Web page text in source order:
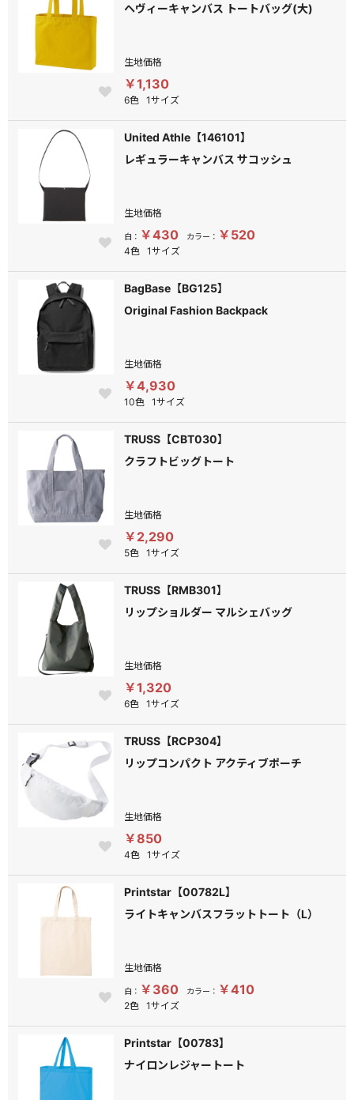
ヘヴィーキャンバス トートバッグ(大)
生地価格
￥1,130
6色 1サイズ
United Athle【146101】
レギュラーキャンバス サコッシュ
生地価格
白： ￥430 カラー： ￥520
4色 1サイズ
BagBase【BG125】
Original Fashion Backpack
生地価格
￥4,930
10色 1サイズ
TRUSS【CBT030】
クラフトビッグトート
生地価格
￥2,290
5色 1サイズ
TRUSS【RMB301】
リップショルダー マルシェバッグ
生地価格
￥1,320
6色 1サイズ
TRUSS【RCP304】
リップコンパクト アクティブポーチ
生地価格
￥850
4色 1サイズ
Printstar【00782L】
ライトキャンバスフラットトート（L）
生地価格
白： ￥360 カラー： ￥410
2色 1サイズ
Printstar【00783】
ナイロンレジャートート